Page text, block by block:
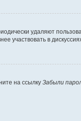
удаляют
участвовать в
на ссылку Забыли